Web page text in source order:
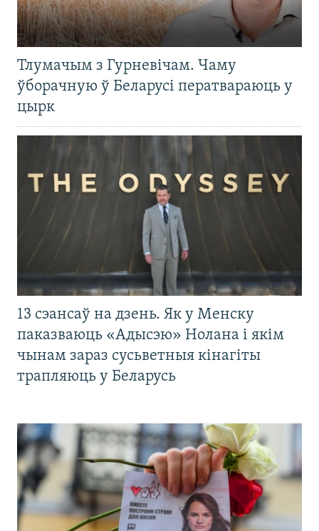
Тлумачым з Гурневічам. Чаму
ўборачную ў Беларусі ператвараюць у
цырк
13 сэансаў на дзень. Як у Менску
паказваюць «Адысэю» Нолана і якім
чынам зараз сусьветныя кінагіты
трапляюць у Беларусь